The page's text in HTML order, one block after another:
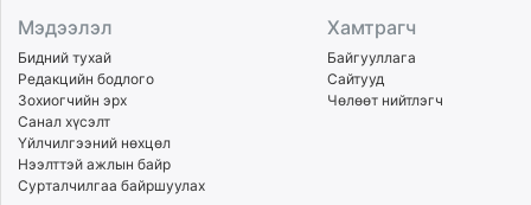
Мэдээлэл
Бидний тухай
Редакцийн бодлого
Зохиогчийн эрх
Санал хүсэлт
Үйлчилгээний нөхцөл
Нээлттэй ажлын байр
Сурталчилгаа байршуулах
Хамтрагч
Байгууллага
Сайтууд
Чөлөөт нийтлэгч